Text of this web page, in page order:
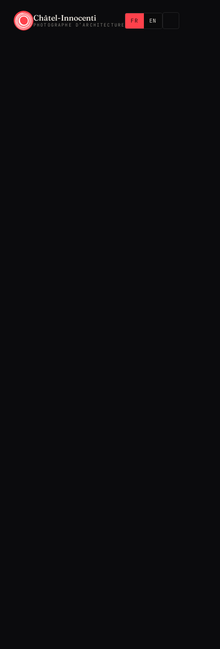
Châtel-Innocenti
PHOTOGRAPHE D’ARCHITECTURE
FR EN